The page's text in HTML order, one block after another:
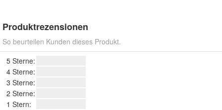
Produktrezensionen
So beurteilen Kunden dieses Produkt.
5 Sterne:
4 Sterne:
3 Sterne:
2 Sterne:
1 Stern: